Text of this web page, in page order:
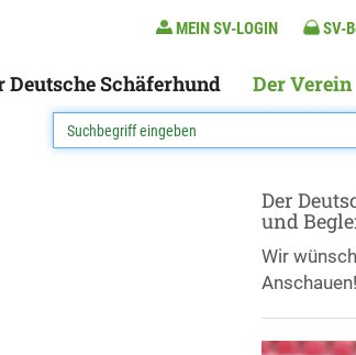
MEIN SV-LOGIN SV-
Deutsche Schäferhund Der Verein
Der
und
Wir
Anschauen!